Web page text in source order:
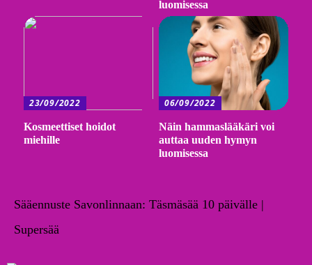
luomisessa
23/09/2022
Kosmeettiset hoidot
miehille
06/09/2022
Näin hammaslääkäri voi
auttaa uuden hymyn
luomisessa
Sääennuste Savonlinnaan: Täsmäsää 10 päivälle |
Supersää